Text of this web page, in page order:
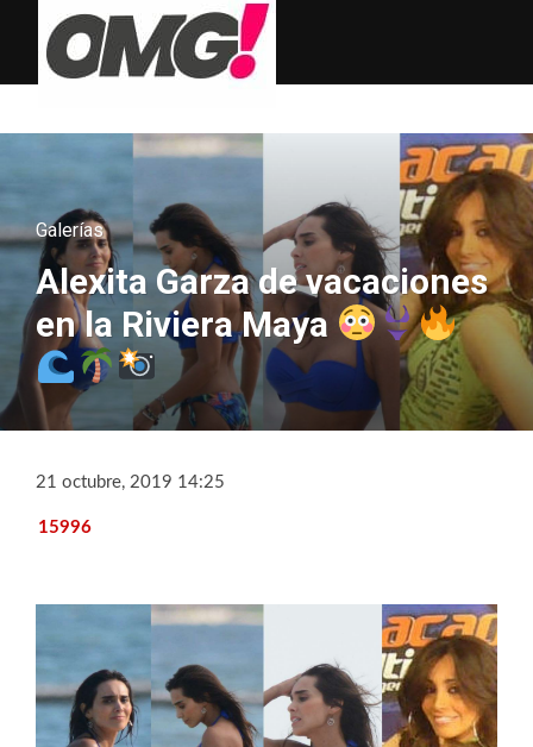
Galerías
Alexita Garza de vacaciones
en la Riviera Maya
21 octubre, 2019 14:25
15996